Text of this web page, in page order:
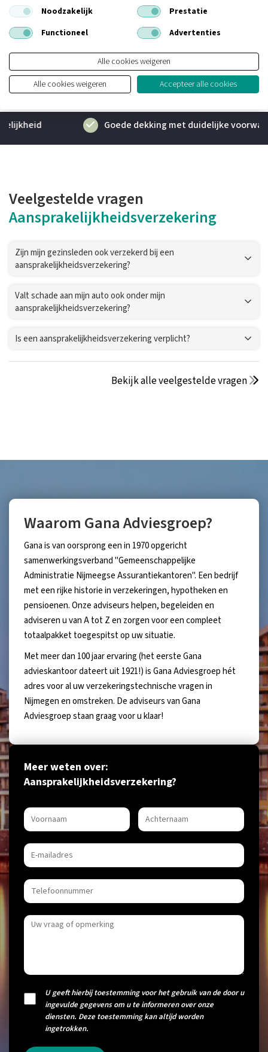
aansprakelijkheidsverzekering bij uw situatie past? Een adviseur
De voordelen van een
aansprakelijkheidsverzekering
Goede dekking met duidelijke voorwaarden
Veelgestelde vragen
Aansprakelijkheidsverzekering
Zijn mijn gezinsleden ook verzekerd bij een
aansprakelijkheidsverzekering?
Valt schade aan mijn auto ook onder mijn
aansprakelijkheidsverzekering?
Is een aansprakelijkheidsverzekering verplicht?
Bekijk alle veelgestelde vragen
Waarom Gana Adviesgroep?
Gana is van oorsprong een in 1970 opgericht
samenwerkingsverband "Gemeenschappelijke
Administratie Nijmeegse Assurantiekantoren". Een bedrijf
met een rijke historie in verzekeringen, hypotheken en
pensioenen. Onze adviseurs helpen, begeleiden en
adviseren u van A tot Z en zorgen voor een compleet
totaalpakket toegespitst op uw situatie.
Met meer dan 100 jaar ervaring (het eerste Gana
advieskantoor dateert uit 1921!) is Gana Adviesgroep hét
adres voor al uw verzekeringstechnische vragen in
Nijmegen en omstreken. De adviseurs van Gana
Adviesgroep staan graag voor u klaar!
Meer weten over:
Aansprakelijkheidsverzekering?
U geeft hierbij toestemming voor het gebruik van de door u
ingevulde gegevens om u te informeren over onze
diensten. Deze toestemming kan altijd worden
ingetrokken.
Noodzakelijk
Prestatie
Functioneel
Advertenties
Alle cookies weigeren
Alle cookies weigeren
Accepteer alle cookies